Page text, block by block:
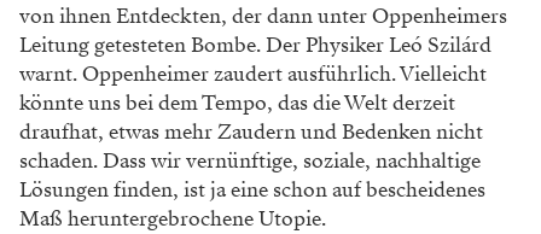
von ihnen Entdeckten, der dann unter Oppenheimers
Leitung getesteten Bombe. Der Physiker Leó Szilárd
warnt. Oppenheimer zaudert ausführlich. Vielleicht
könnte uns bei dem Tempo, das die Welt derzeit
draufhat, etwas mehr Zaudern und Bedenken nicht
schaden. Dass wir vernünftige, soziale, nachhaltige
Lösungen finden, ist ja eine schon auf bescheidenes
Maß heruntergebrochene Utopie.